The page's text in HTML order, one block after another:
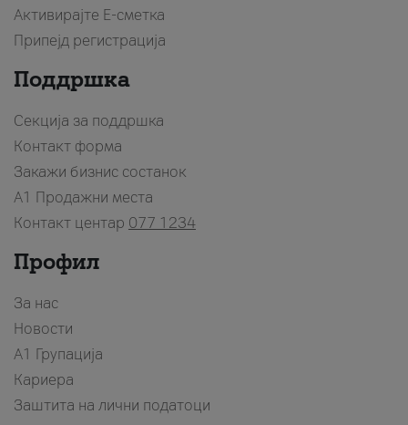
Активирајте Е-сметка
Припејд регистрација
Поддршка
Секција за поддршка
Контакт форма
Закажи бизнис состанок
A1 Продажни места
Контакт центар 077 1234
Профил
За нас
Новости
А1 Групација
Кариера
Заштита на лични податоци